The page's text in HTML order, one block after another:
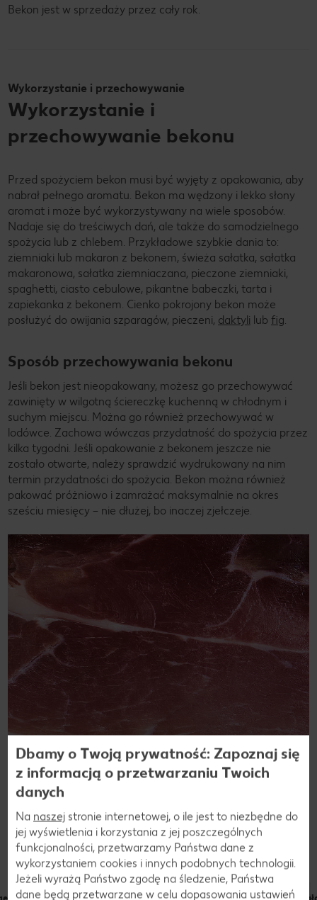
Bekon jest w sprzedaży przez cały rok.
Wykorzystanie i przechowywanie
Wykorzystanie i
przechowywanie bekonu
Przed spożyciem bekon musi być wyjęty z opakowania, aby
nabrał pełnego aromatu. Bekon ma wędzony i lekko słony
aromat i może być wykorzystywany na wiele sposobów.
Nadaje się do treściwych dań, ale także do samodzielnego
spożycia lub z chlebem. Przykładowe szybkie dania to:
ziemniaki lub makaron z bekonem, świeża sałatka, sałatka
makaronowa, sałatka ziemniaczana, pieczone ziemniaki,
spaghetti, ciasto cebulowe, pikantne babeczki, tarta i
zapiekanka z bekonem. Cienko pokrojony bekon może
posłużyć do owijania szparagów, pieczeni, daktyli lub fig.
Sposób przechowywania bekonu
Jeśli bekon jest nieopakowany, możesz go przechowywać
zawinięty w wilgotną ściereczkę kuchenną w chłodnym i
suchym miejscu. Można go również przechowywać w
lodówce. Zachowa wówczas przydatność do spożycia przez
kilka tygodni. Jeśli opakowanie z bekonem jeszcze nie
zostało otwarte, należy sprawdzić wydrukowany na nim
termin przydatności do spożycia. Bekon można również
pakować próżniowo i zamrażać maksymalnie na okres
sześciu miesięcy – nie dłużej, bo inaczej zjełczeje.
Przepisy
Dania z bekonu
Dbamy o Twoją prywatność: Zapoznaj się
z informacją o przetwarzaniu Twoich
danych
Na naszej stronie internetowej, o ile jest to niezbędne do
jej wyświetlenia i korzystania z jej poszczególnych
funkcjonalności, przetwarzamy Państwa dane z
wykorzystaniem cookies i innych podobnych technologii.
Jeżeli wyrażą Państwo zgodę na śledzenie, Państwa
dane będą przetwarzane w celu dopasowania ustawień